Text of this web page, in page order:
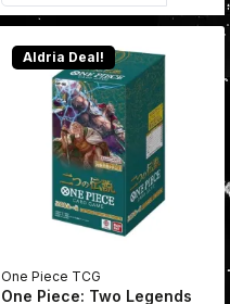
Aldria Deal!
One Piece TCG
One Piece: Two Legends